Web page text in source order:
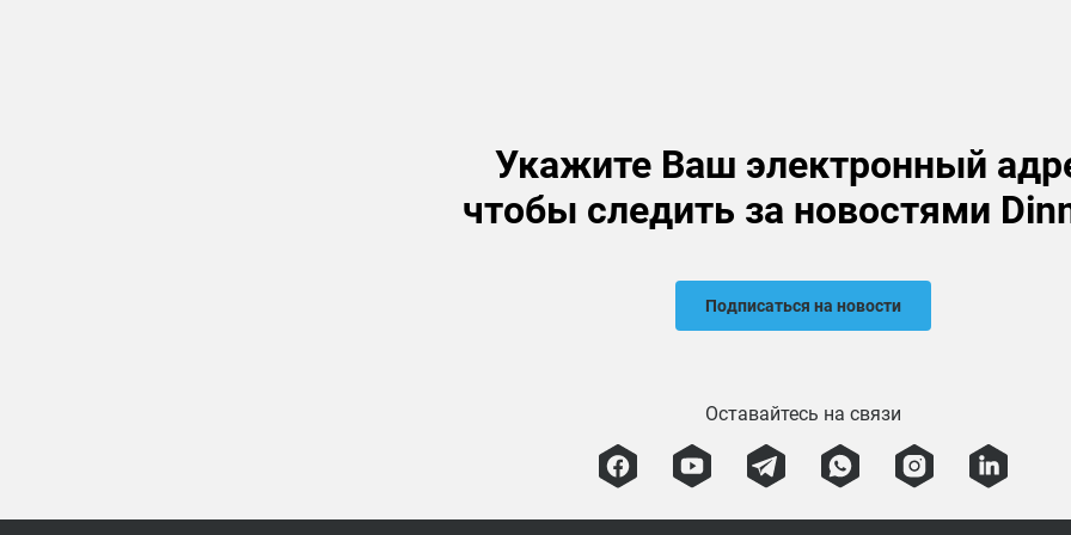
Укажите Ваш электронный
чтобы следить за новостями
Подписаться на новости
Оставайтесь на связи